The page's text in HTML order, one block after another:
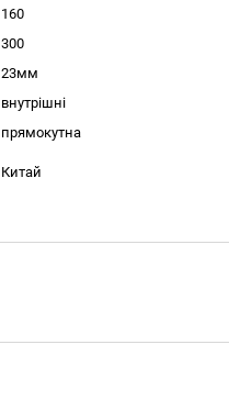
160
300
23мм
внутрішні
прямокутна
Китай